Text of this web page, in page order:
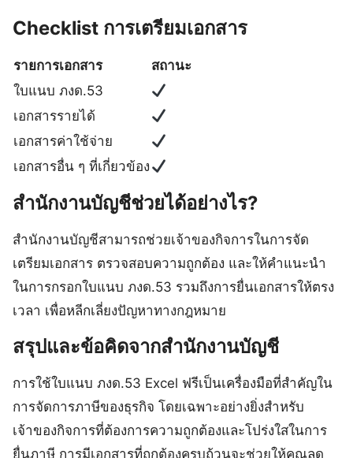
Checklist การเตรียมเอกสาร
รายการเอกสาร
สถานะ
ใบแนบ ภงด.53
เอกสารรายได้
เอกสารค่าใช้จ่าย
เอกสารอื่น ๆ ที่เกี่ยวข้อง
สำนักงานบัญชีช่วยได้อย่างไร?
สำนักงานบัญชีสามารถช่วยเจ้าของกิจการในการจัด
เตรียมเอกสาร ตรวจสอบความถูกต้อง และให้คำแนะนำ
ในการกรอกใบแนบ ภงด.53 รวมถึงการยื่นเอกสารให้ตรง
เวลา เพื่อหลีกเลี่ยงปัญหาทางกฎหมาย
สรุปและข้อคิดจากสำนักงานบัญชี
การใช้ใบแนบ ภงด.53 Excel ฟรีเป็นเครื่องมือที่สำคัญใน
การจัดการภาษีของธุรกิจ โดยเฉพาะอย่างยิ่งสำหรับ
เจ้าของกิจการที่ต้องการความถูกต้องและโปร่งใสในการ
ยื่นภาษี การมีเอกสารที่ถูกต้องครบถ้วนจะช่วยให้คุณลด